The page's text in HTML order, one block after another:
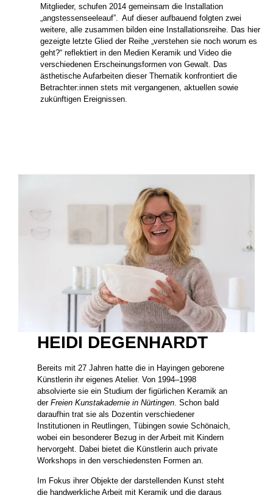
Mitglieder, schufen 2014 gemeinsam die Installation
„angstessenseeleauf”. Auf dieser aufbauend folgten zwei
weitere, alle zusammen bilden eine Installationsreihe. Das hier
gezeigte letzte Glied der Reihe „verstehen sie noch worum es
geht?“ reflektiert in den Medien Keramik und Video die
verschiedenen Erscheinungsformen von Gewalt. Das
ästhetische Aufarbeiten dieser Thematik konfrontiert die
Betrachter:innen stets mit vergangenen, aktuellen sowie
zukünftigen Ereignissen.
HEIDI DEGENHARDT
Bereits mit 27 Jahren hatte die in Hayingen geborene
Künstlerin ihr eigenes Atelier. Von 1994–1998
absolvierte sie ein Studium der figürlichen Keramik an
derFreien Kunstakademie in Nürtingen . Schon bald
daraufhin trat sie als Dozentin verschiedener
Institutionen in Reutlingen, Tübingen sowie Schönaich,
wobei ein besonderer Bezug in der Arbeit mit Kindern
hervorgeht. Dabei bietet die Künstlerin auch private
Workshops in den verschiedensten Formen an.
Im Fokus ihrer Objekte der darstellenden Kunst steht
die handwerkliche Arbeit mit Keramik und die daraus